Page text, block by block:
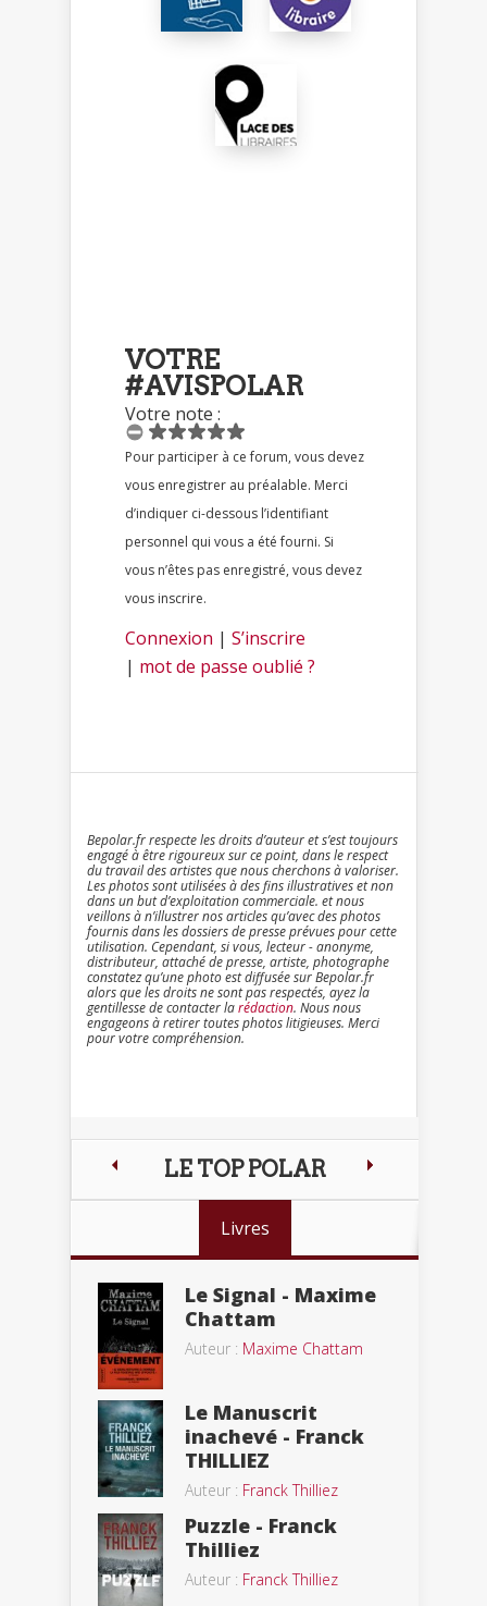
VOTRE
#AVISPOLAR
Votre note :
Pour participer à ce forum, vous devez
vous enregistrer au préalable. Merci
d’indiquer ci-dessous l’identifiant
personnel qui vous a été fourni. Si
vous n’êtes pas enregistré, vous devez
vous inscrire.
Connexion | S’inscrire
| mot de passe oublié ?
Bepolar.fr respecte les droits d’auteur et s’est toujours
engagé à être rigoureux sur ce point, dans le respect
du travail des artistes que nous cherchons à valoriser.
Les photos sont utilisées à des fins illustratives et non
dans un but d’exploitation commerciale. et nous
veillons à n’illustrer nos articles qu’avec des photos
fournis dans les dossiers de presse prévues pour cette
utilisation. Cependant, si vous, lecteur - anonyme,
distributeur, attaché de presse, artiste, photographe
constatez qu’une photo est diffusée sur Bepolar.fr
alors que les droits ne sont pas respectés, ayez la
gentillesse de contacter larédaction. Nous nous
engageons à retirer toutes photos litigieuses. Merci
pour votre compréhension.
LE TOP POLAR
Livres
Le Signal - Maxime
Chattam
Auteur : Maxime Chattam
Le Manuscrit
inachevé - Franck
THILLIEZ
Auteur : Franck Thilliez
Puzzle - Franck
Thilliez
Auteur : Franck Thilliez